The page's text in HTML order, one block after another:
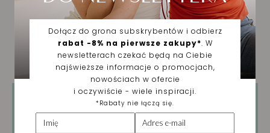
Tylko zarejestrowani użytkownicy mogą
pisać Recenzje. ProszęZaloguj sięlubZałóż
konto